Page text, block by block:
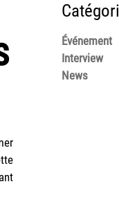
Événement
Interview
News